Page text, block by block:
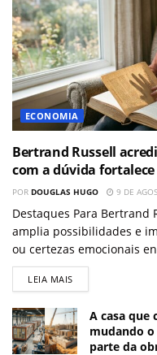
ECONOMIA
Bertrand Russell
com a dúvida
POR DOUGLAS HUGO 9 DE
Destaques Para Bertrand
amplia possibilidades e
ou certezas emocionais
LEIA MAIS
A casa que
mudando
parte da